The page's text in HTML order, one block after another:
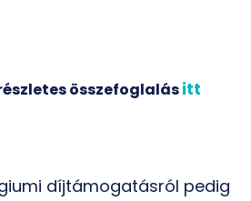
összefoglalásitt
díjtámogatásról pedig